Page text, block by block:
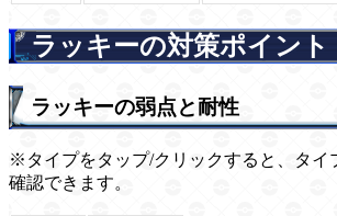
ラッキーの対策ポイント
ラッキーの弱点と耐性
※タイプをタップ/クリックすると、タイ
確認できます。